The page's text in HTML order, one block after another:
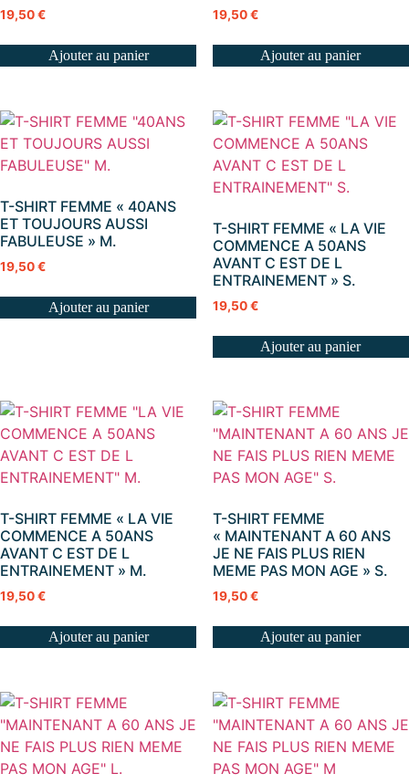
19,50€
Ajouter au panier
19,50€
Ajouter au panier
T-SHIRT FEMME « 40ANS
ET TOUJOURS AUSSI
FABULEUSE » M.
19,50€
Ajouter au panier
T-SHIRT FEMME « LA VIE
COMMENCE A 50ANS
AVANT C EST DE L
ENTRAINEMENT » S.
19,50€
Ajouter au panier
T-SHIRT FEMME « LA VIE
COMMENCE A 50ANS
AVANT C EST DE L
ENTRAINEMENT » M.
19,50€
Ajouter au panier
T-SHIRT FEMME
« MAINTENANT A 60 ANS
JE NE FAIS PLUS RIEN
MEME PAS MON AGE » S.
19,50€
Ajouter au panier